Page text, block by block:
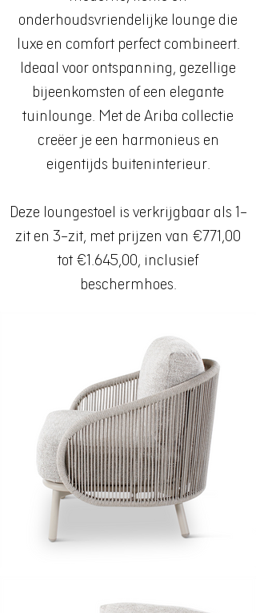
onderhoudsvriendelijke lounge die
luxe en comfort perfect combineert.
Ideaal voor ontspanning, gezellige
bijeenkomsten of een elegante
tuinlounge. Met de Ariba collectie
creëer je een harmonieus en
eigentijds buiteninterieur.
Deze loungestoel is verkrijgbaar als 1-
zit en 3-zit, met prijzen van €771,00
tot €1.645,00, inclusief
beschermhoes.